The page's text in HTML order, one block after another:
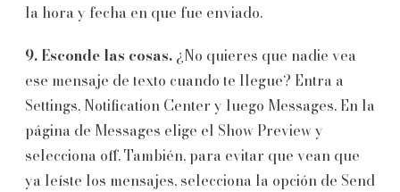
la hora y fecha en que fue enviado.
9. Esconde las cosas. ¿No quieres que nadie vea
ese mensaje de texto cuando te llegue? Entra a
Settings, Notification Center y luego Messages. En la
página de Messages elige el Show Preview y
selecciona off. También, para evitar que vean que
ya leíste los mensajes, selecciona la opción de Send